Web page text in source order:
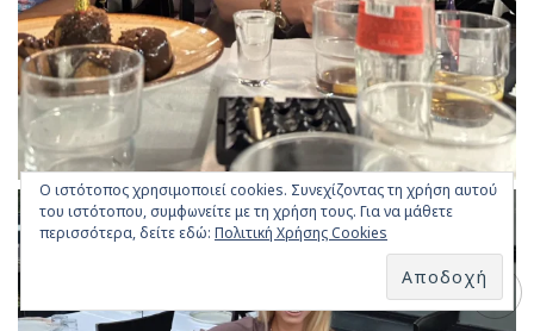
Ο ιστότοπος χρησιμοποιεί cookies. Συνεχίζοντας τη χρήση αυτού
του ιστότοπου, συμφωνείτε με τη χρήση τους. Για να μάθετε
περισσότερα, δείτε εδώ: Πολιτική Χρήσης Cookies